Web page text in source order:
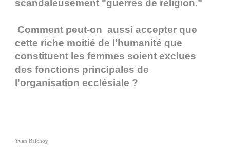
scandaleusement "guerres de religion."
Comment peut-on aussi accepter que
cette riche moitié de l'humanité que
constituent les femmes soient exclues
des fonctions principales de
l'organisation ecclésiale ?
Yvan Balchoy